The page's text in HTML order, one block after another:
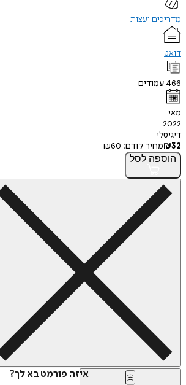
מדריכים ועצות
דואט
466 עמודים
מאי
2022
דיגיטלי
₪32 מחיר קודם: ₪60
הוספה לסל
איזה פורמט בא לך?